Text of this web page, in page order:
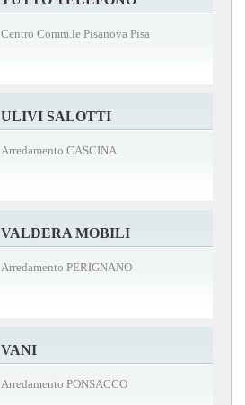
Centro Comm.le Pisanova Pisa
ULIVI SALOTTI
Arredamento CASCINA
VALDERA MOBILI
Arredamento PERIGNANO
VANI
Arredamento PONSACCO